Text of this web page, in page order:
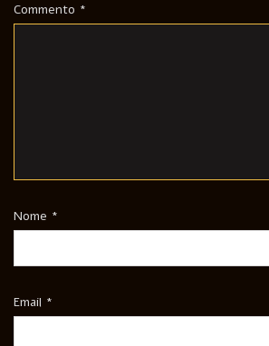
Commento *
Nome *
Email *